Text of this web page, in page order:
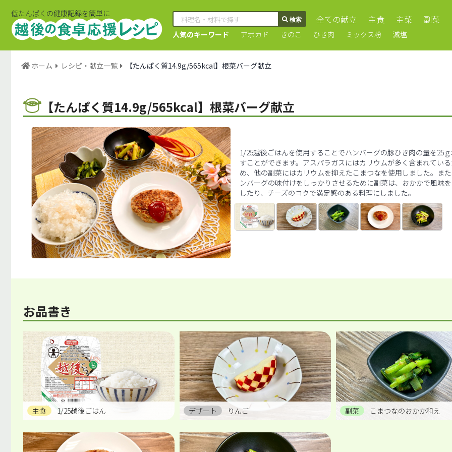
低たんぱくの健康記録を簡単に
全ての献立 主食 主菜 副菜
人気のキーワード アボカド きのこ ひき肉 ミックス粉 減塩
ホーム レシピ・献立一覧 【たんぱく質14.9g/565kcal】根菜バーグ献立
【たんぱく質14.9g/565kcal】根菜バーグ献立
1/25越後ごはんを使用することでハンバーグの豚ひき肉の量を25
すことができます。アスパラガスにはカリウムが多く含まれてい
め、他の副菜にはカリウムを抑えたこまつなを使用しました。ま
ンバーグの味付けをしっかりさせるために副菜は、おかかで風味
したり、チーズのコクで満足感のある料理にしました。
お品書き
主食 1/25越後ごはん デザート りんご 副菜 こまつなのおかか和え